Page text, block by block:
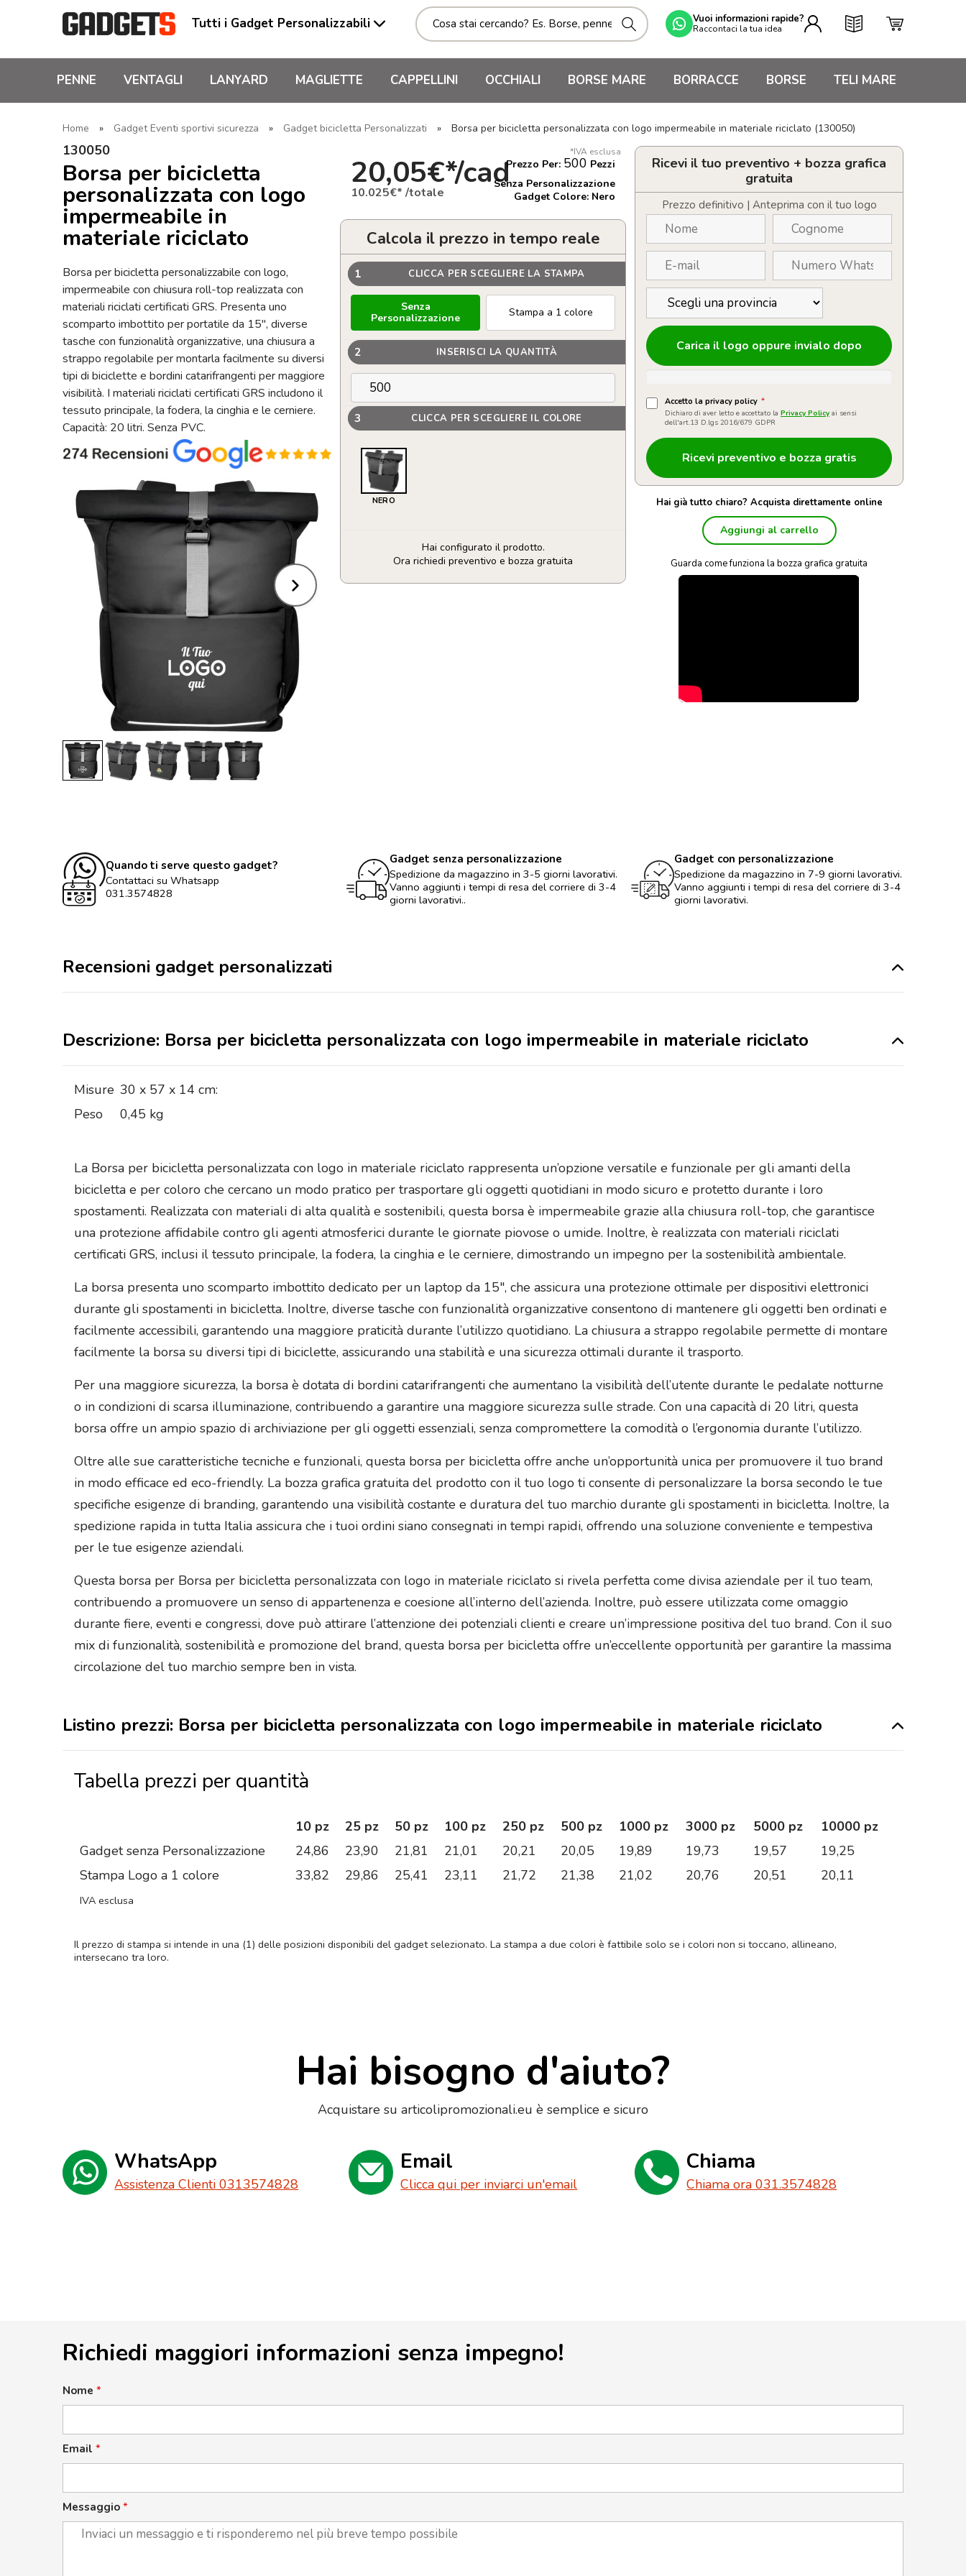
Tutti i Gadget Personalizzabili Vuoi informazioni rapide?
Raccontaci la tua idea
PENNE VENTAGLI LANYARD MAGLIETTE CAPPELLINI OCCHIALI BORSE MARE BORRACCE BORSE TELI MARE
Home » Gadget Eventi sportivi sicurezza » Gadget bicicletta Personalizzati » Borsa per bicicletta personalizzata con logo impermeabile in materiale riciclato (130050)
130050
Borsa per bicicletta
personalizzata con logo
impermeabile in
materiale riciclato
Borsa per bicicletta personalizzabile con logo,
impermeabile con chiusura roll-top realizzata con
materiali riciclati certificati GRS. Presenta uno
scomparto imbottito per portatile da 15″, diverse
tasche con funzionalità organizzative, una chiusura a
strappo regolabile per montarla facilmente su diversi
tipi di biciclette e bordini catarifrangenti per maggiore
visibilità. I materiali riciclati certificati GRS includono il
tessuto principale, la fodera, la cinghia e le cerniere.
Capacità: 20 litri. Senza PVC.
*IVA esclusa
20,05€*/cad
10.025€* /totale
Prezzo Per: 500 Pezzi
Senza Personalizzazione
Gadget Colore: Nero
Calcola il prezzo in tempo reale
1 CLICCA PER SCEGLIERE LA STAMPA
Senza
Personalizzazione
Stampa a 1 colore
2 INSERISCI LA QUANTITÀ
3 CLICCA PER SCEGLIERE IL COLORE
NERO
Hai configurato il prodotto.
Ora richiedi preventivo e bozza gratuita
Borsa
Ricevi il tuo preventivo + bozza grafica
gratuita
Prezzo definitivo | Anteprima con il tuo logo
Carica il logo oppure invialo dopo
Accetto la privacy policy *
Dichiaro di aver letto e accettato la Privacy Policy ai sensi
dell'art.13 D.lgs 2016/679 GDPR
Hai già tutto chiaro? Acquista direttamente online
Aggiungi al carrello
Guarda come funziona la bozza grafica gratuita
Quando ti serve questo gadget?
Contattaci su Whatsapp
031.3574828
Gadget senza personalizzazione
Spedizione da magazzino in 3-5 giorni lavorativi.
Vanno aggiunti i tempi di resa del corriere di 3-4
giorni lavorativi..
Gadget con personalizzazione
Spedizione da magazzino in 7-9 giorni lavorativi.
Vanno aggiunti i tempi di resa del corriere di 3-4
giorni lavorativi.
Recensioni gadget personalizzati
Descrizione: Borsa per bicicletta personalizzata con logo impermeabile in materiale riciclato
Misure 30 x 57 x 14 cm:
Peso
0,45 kg
La Borsa per bicicletta personalizzata con logo in materiale riciclato rappresenta un’opzione versatile e funzionale per gli amanti della
bicicletta e per coloro che cercano un modo pratico per trasportare gli oggetti quotidiani in modo sicuro e protetto durante i loro
spostamenti. Realizzata con materiali di alta qualità e sostenibili, questa borsa è impermeabile grazie alla chiusura roll-top, che garantisce
una protezione affidabile contro gli agenti atmosferici durante le giornate piovose o umide. Inoltre, è realizzata con materiali riciclati
certificati GRS, inclusi il tessuto principale, la fodera, la cinghia e le cerniere, dimostrando un impegno per la sostenibilità ambientale.
La borsa presenta uno scomparto imbottito dedicato per un laptop da 15″, che assicura una protezione ottimale per dispositivi elettronici
durante gli spostamenti in bicicletta. Inoltre, diverse tasche con funzionalità organizzative consentono di mantenere gli oggetti ben ordinati e
facilmente accessibili, garantendo una maggiore praticità durante l’utilizzo quotidiano. La chiusura a strappo regolabile permette di montare
facilmente la borsa su diversi tipi di biciclette, assicurando una stabilità e una sicurezza ottimali durante il trasporto.
Per una maggiore sicurezza, la borsa è dotata di bordini catarifrangenti che aumentano la visibilità dell’utente durante le pedalate notturne
o in condizioni di scarsa illuminazione, contribuendo a garantire una maggiore sicurezza sulle strade. Con una capacità di 20 litri, questa
borsa offre un ampio spazio di archiviazione per gli oggetti essenziali, senza compromettere la comodità o l’ergonomia durante l’utilizzo.
Oltre alle sue caratteristiche tecniche e funzionali, questa borsa per bicicletta offre anche un’opportunità unica per promuovere il tuo brand
in modo efficace ed eco-friendly. La bozza grafica gratuita del prodotto con il tuo logo ti consente di personalizzare la borsa secondo le tue
specifiche esigenze di branding, garantendo una visibilità costante e duratura del tuo marchio durante gli spostamenti in bicicletta. Inoltre, la
spedizione rapida in tutta Italia assicura che i tuoi ordini siano consegnati in tempi rapidi, offrendo una soluzione conveniente e tempestiva
per le tue esigenze aziendali.
Questa borsa per Borsa per bicicletta personalizzata con logo in materiale riciclato si rivela perfetta come divisa aziendale per il tuo team,
contribuendo a promuovere un senso di appartenenza e coesione all’interno dell’azienda. Inoltre, può essere utilizzata come omaggio
durante fiere, eventi e congressi, dove può attirare l’attenzione dei potenziali clienti e creare un’impressione positiva del tuo brand. Con il suo
mix di funzionalità, sostenibilità e promozione del brand, questa borsa per bicicletta offre un’eccellente opportunità per garantire la massima
circolazione del tuo marchio sempre ben in vista.
Listino prezzi: Borsa per bicicletta personalizzata con logo impermeabile in materiale riciclato
Tabella prezzi per quantità
10 pz 25 pz 50 pz 100 pz 250 pz 500 pz 1000 pz 3000 pz 5000 pz
10000 pz
Gadget senza Personalizzazione
24,86 23,90 21,81 21,01 20,21 20,05 19,89 19,73 19,57
19,25
Stampa Logo a 1 colore
33,82 29,86 25,41 23,11 21,72 21,38 21,02 20,76 20,51 20,11
IVA esclusa
Il prezzo di stampa si intende in una (1) delle posizioni disponibili del gadget selezionato. La stampa a due colori è fattibile solo se i colori non si toccano, allineano,
intersecano tra loro.
Hai bisogno d'aiuto?
Acquistare su articolipromozionali.eu è semplice e sicuro
WhatsApp
Assistenza Clienti 0313574828
Email
Clicca qui per inviarci un'email
Chiama
Chiama ora 031.3574828
Richiedi maggiori informazioni senza impegno!
Nome *
Email *
Messaggio *